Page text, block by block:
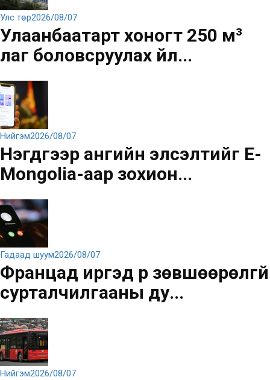
Улс төр2026/08/07
Улаанбаатарт хоногт 250 м³
лаг боловсруулах үйл...
Нийгэм2026/08/07
Нэгдүгээр ангийн элсэлтийг E-
Mongolia-аар зохион...
Гадаад шуум2026/08/07
Францад иргэд рүү зөвшөөрөлгүй
сурталчилгааны ду...
Нийгэм2026/08/07